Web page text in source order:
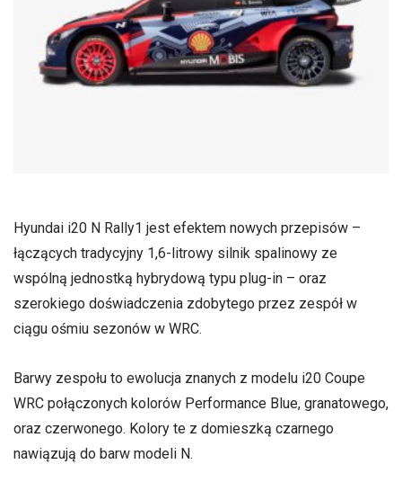
Hyundai i20 N Rally1 jest efektem nowych przepisów –
łączących tradycyjny 1,6-litrowy silnik spalinowy ze
wspólną jednostką hybrydową typu plug-in – oraz
szerokiego doświadczenia zdobytego przez zespół w
ciągu ośmiu sezonów w WRC.
Barwy zespołu to ewolucja znanych z modelu i20 Coupe
WRC połączonych kolorów Performance Blue, granatowego,
oraz czerwonego. Kolory te z domieszką czarnego
nawiązują do barw modeli N.